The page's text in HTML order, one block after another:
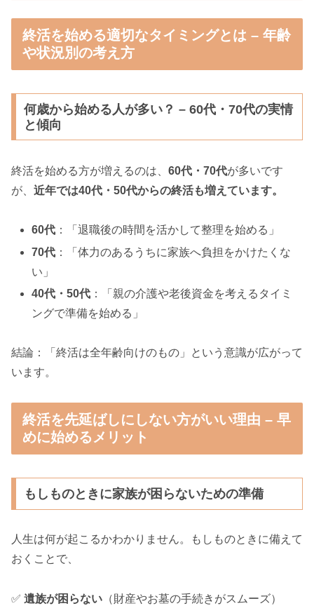
終活を始める適切なタイミングとは – 年齢
や状況別の考え方
何歳から始める人が多い？ – 60代・70代の実情
と傾向
終活を始める方が増えるのは、 60代・70代が多いです
が、 近年では40代・50代からの終活も増えています。
60代 ：「退職後の時間を活かして整理を始める」
70代 ：「体力のあるうちに家族へ負担をかけたくな
い」
40代・50代 ：「親の介護や老後資金を考えるタイミ
ングで準備を始める」
結論：「終活は全年齢向けのもの」という意識が広がって
います。
終活を先延ばしにしない方がいい理由 – 早
めに始めるメリット
もしものときに家族が困らないための準備
人生は何が起こるかわかりません。もしものときに備えて
おくことで、
✅ 遺族が困らない （財産やお墓の手続きがスムーズ）